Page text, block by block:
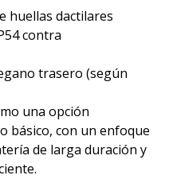
huellas dactilares
contra
trasero (según
una opción
básico, con un enfoque
de larga duración y